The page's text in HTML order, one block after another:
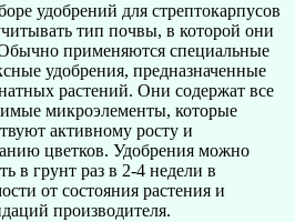
удобрений для стрептокарпусов
тип почвы, в которой они
применяются специальные
удобрения, предназначенные
растений. Они содержат все
микроэлементы, которые
активному росту и
цветков. Удобрения можно
в грунт раз в 2-4 недели в
от состояния растения и
производителя.